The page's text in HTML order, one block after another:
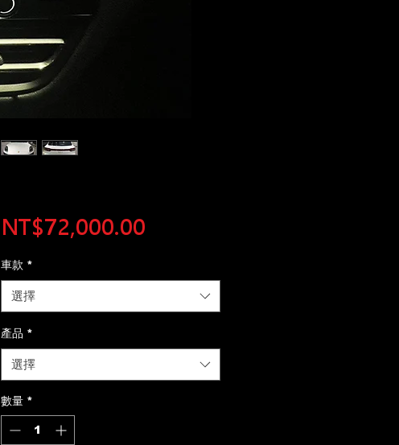
NT$72,000.00價
車款 *
選擇
產品 *
選擇
數量 *